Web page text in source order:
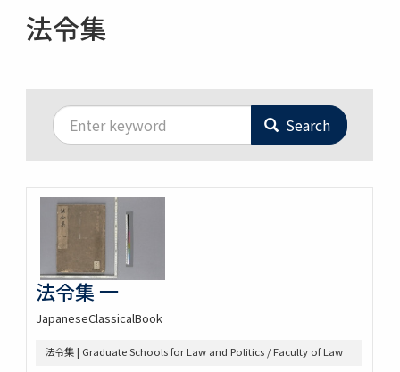
法令集
Search
法令集 一
JapaneseClassicalBook
法令集 | Graduate Schools for Law and Politics / Faculty of Law